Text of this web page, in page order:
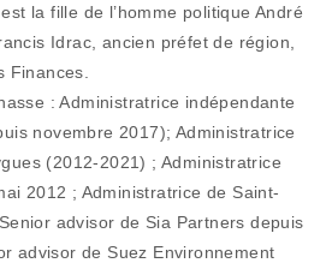
la fille de l’homme politique André
Idrac, ancien préfet de région,
Finances.
: Administratrice indépendante
novembre 2017); Administratrice
(2012-2021) ; Administratrice
2012 ; Administratrice de Saint-
advisor de Sia Partners depuis
advisor de Suez Environnement